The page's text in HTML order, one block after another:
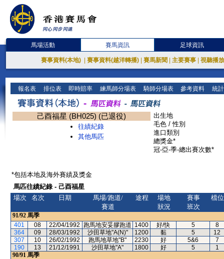
馬場活動 賽馬資訊 足球資訊
賽事資料(本地) 賽事資料(越洋轉播) 賽馬新聞 主要賽事 視聽播
報名表 排位表 即時賠率 練馬師分場表 騎師分場表 參考資料 統
己酉福星 (BH025) (已退役)
往績紀錄
其他馬匹
出生地
毛色 / 性別
進口類別
總獎金*
冠-亞-季-總出賽次數*
*包括本地及海外賽績及獎金
馬匹往績紀錄 - 己酉福星
場次
名次 日期
馬場/跑道/
賽道
途程
場地
狀況
賽事
班次
檔位
91/92 馬季
401
08 22/04/1992 跑馬地安妥膠跑道 1400 好/快 5
8
364
09 28/03/1992 沙田草地"A(N)" 1200 黏 5
12
307
10 26/02/1992 跑馬地草地"B" 2230 好 5&6
7
190
13 21/12/1991 沙田草地"A" 1800 好 5
1
90/91 馬季